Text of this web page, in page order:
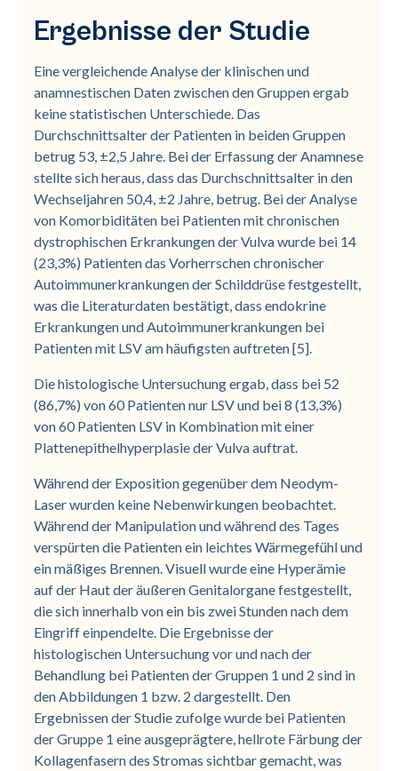
Ergebnisse der Studie
Eine vergleichende Analyse der klinischen und
anamnestischen Daten zwischen den Gruppen ergab
keine statistischen Unterschiede. Das
Durchschnittsalter der Patienten in beiden Gruppen
betrug 53, ±2,5 Jahre. Bei der Erfassung der Anamnese
stellte sich heraus, dass das Durchschnittsalter in den
Wechseljahren 50,4, ±2 Jahre, betrug. Bei der Analyse
von Komorbiditäten bei Patienten mit chronischen
dystrophischen Erkrankungen der Vulva wurde bei 14
(23,3%) Patienten das Vorherrschen chronischer
Autoimmunerkrankungen der Schilddrüse festgestellt,
was die Literaturdaten bestätigt, dass endokrine
Erkrankungen und Autoimmunerkrankungen bei
Patienten mit LSV am häufigsten auftreten [5].
Die histologische Untersuchung ergab, dass bei 52
(86,7%) von 60 Patienten nur LSV und bei 8 (13,3%)
von 60 Patienten LSV in Kombination mit einer
Plattenepithelhyperplasie der Vulva auftrat.
Während der Exposition gegenüber dem Neodym-
Laser wurden keine Nebenwirkungen beobachtet.
Während der Manipulation und während des Tages
verspürten die Patienten ein leichtes Wärmegefühl und
ein mäßiges Brennen. Visuell wurde eine Hyperämie
auf der Haut der äußeren Genitalorgane festgestellt,
die sich innerhalb von ein bis zwei Stunden nach dem
Eingriff einpendelte. Die Ergebnisse der
histologischen Untersuchung vor und nach der
Behandlung bei Patienten der Gruppen 1 und 2 sind in
den Abbildungen 1 bzw. 2 dargestellt. Den
Ergebnissen der Studie zufolge wurde bei Patienten
der Gruppe 1 eine ausgeprägtere, hellrote Färbung der
Kollagenfasern des Stromas sichtbar gemacht, was